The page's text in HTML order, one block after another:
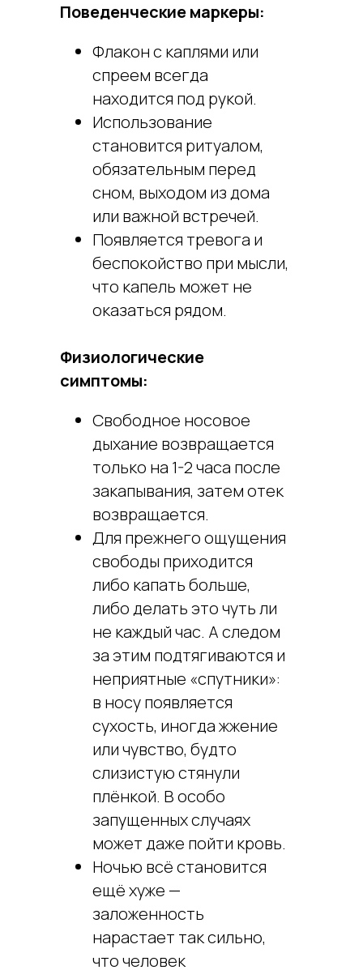
Поведенческие маркеры:
Флакон с каплями или
спреем всегда
находится под рукой.
Использование
становится ритуалом,
обязательным перед
сном, выходом из дома
или важной встречей.
Появляется тревога и
беспокойство при мысли,
что капель может не
оказаться рядом.
Физиологические
симптомы:
Свободное носовое
дыхание возвращается
только на 1-2 часа после
закапывания, затем отек
возвращается.
Для прежнего ощущения
свободы приходится
либо капать больше,
либо делать это чуть ли
не каждый час. А следом
за этим подтягиваются и
неприятные «спутники»:
в носу появляется
сухость, иногда жжение
или чувство, будто
слизистую стянули
плёнкой. В особо
запущенных случаях
может даже пойти кровь.
Ночью всё становится
ещё хуже —
заложенность
нарастает так сильно,
что человек